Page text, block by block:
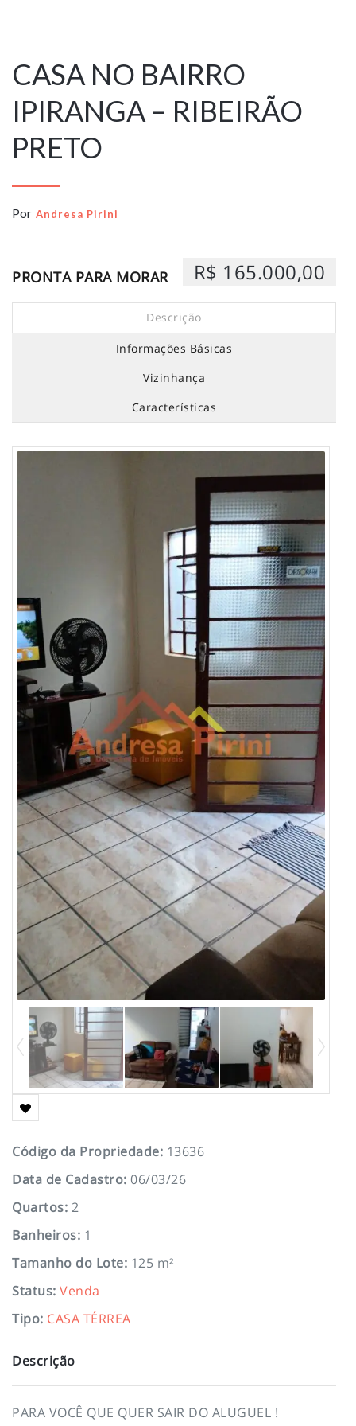
CASA NO BAIRRO
IPIRANGA – RIBEIRÃO
PRETO
Por Andresa Pirini
PRONTA PARA MORAR R$ 165.000,00
Descrição
Informações Básicas
Vizinhança
Características
Código da Propriedade: 13636
Data de Cadastro: 06/03/26
Quartos: 2
Banheiros: 1
Tamanho do Lote: 125 m²
Status: Venda
Tipo: CASA TÉRREA
Descrição
PARA VOCÊ QUE QUER SAIR DO ALUGUEL !